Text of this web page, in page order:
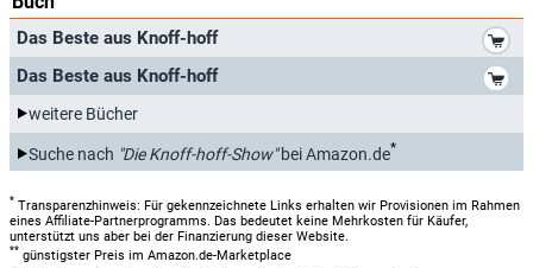
Das Beste aus Knoff-hoff
Das Beste aus Knoff-hoff
weitere Bücher
Suche nach "Die Knoff-hoff-Show"bei Amazon.de*
* Transparenzhinweis: Für gekennzeichnete Links erhalten wir Provisionen im Rahmen
eines Affiliate-Partnerprogramms. Das bedeutet keine Mehrkosten für Käufer,
unterstützt uns aber bei der Finanzierung dieser Website.
** günstigster Preis im Amazon.de-Marketplace